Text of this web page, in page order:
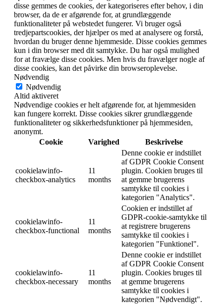
disse gemmes de cookies, der kategoriseres efter behov, i din
browser, da de er afgørende for, at grundlæggende
funktionaliteter på webstedet fungerer. Vi bruger også
tredjepartscookies, der hjælper os med at analysere og forstå,
hvordan du bruger denne hjemmeside. Disse cookies gemmes
kun i din browser med dit samtykke. Du har også mulighed
for at fravælge disse cookies. Men hvis du fravælger nogle af
disse cookies, kan det påvirke din browseroplevelse.
Nødvendig
Nødvendig
Altid aktiveret
Nødvendige cookies er helt afgørende for, at hjemmesiden
kan fungere korrekt. Disse cookies sikrer grundlæggende
funktionaliteter og sikkerhedsfunktioner på hjemmesiden,
anonymt.
Cookie
Varighed Beskrivelse
cookielawinfo-
checkbox-analytics
11
months
Denne cookie er indstillet
af GDPR Cookie Consent
plugin. Cookien bruges til
at gemme brugerens
samtykke til cookies i
kategorien "Analytics".
cookielawinfo-
checkbox-functional
11
months
Cookien er indstillet af
GDPR-cookie-samtykke til
at registrere brugerens
samtykke til cookies i
kategorien "Funktionel".
cookielawinfo-
checkbox-necessary
11
months
Denne cookie er indstillet
af GDPR Cookie Consent
plugin. Cookies bruges til
at gemme brugerens
samtykke til cookies i
kategorien "Nødvendigt".